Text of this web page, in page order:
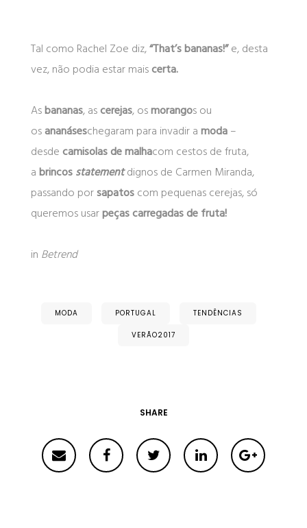
Tal como Rachel Zoe diz,“That’s bananas!”e, desta
vez, não podia estar maiscerta.
Asbananas, ascerejas, osmorangos ou
osananáseschegaram para invadir amoda–
desdecamisolas de malhacom cestos de fruta,
abrincosstatementdignos de Carmen Miranda,
passando porsapatoscom pequenas cerejas, só
queremos usarpeças carregadas de fruta!
in Betrend
MODA PORTUGAL TENDÊNCIAS
VERÃO2017
SHARE